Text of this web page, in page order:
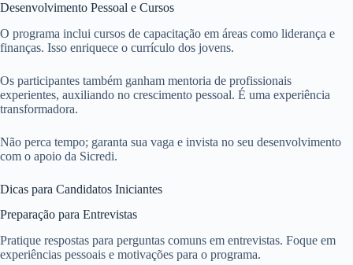
Desenvolvimento Pessoal e Cursos
O programa inclui cursos de capacitação em áreas como liderança e
finanças. Isso enriquece o currículo dos jovens.
Os participantes também ganham mentoria de profissionais
experientes, auxiliando no crescimento pessoal. É uma experiência
transformadora.
Não perca tempo; garanta sua vaga e invista no seu desenvolvimento
com o apoio da Sicredi.
Dicas para Candidatos Iniciantes
Preparação para Entrevistas
Pratique respostas para perguntas comuns em entrevistas. Foque em
experiências pessoais e motivações para o programa.